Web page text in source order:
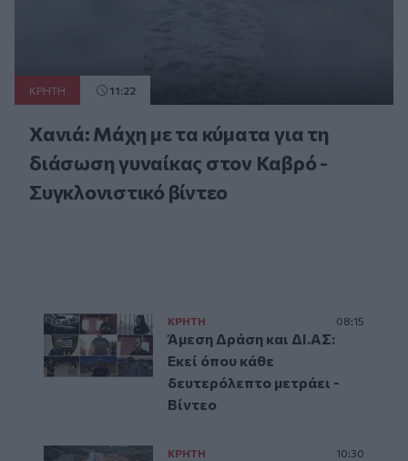
ΚΡΗΤΗ 11:22
Χανιά: Μάχη με τα κύματα για τη
διάσωση γυναίκας στον Καβρό -
Συγκλονιστικό βίντεο
ΚΡΗΤΗ 08:15
Άμεση Δράση και ΔΙ.ΑΣ:
Εκεί όπου κάθε
δευτερόλεπτο μετράει -
Βίντεο
ΚΡΗΤΗ 10:30